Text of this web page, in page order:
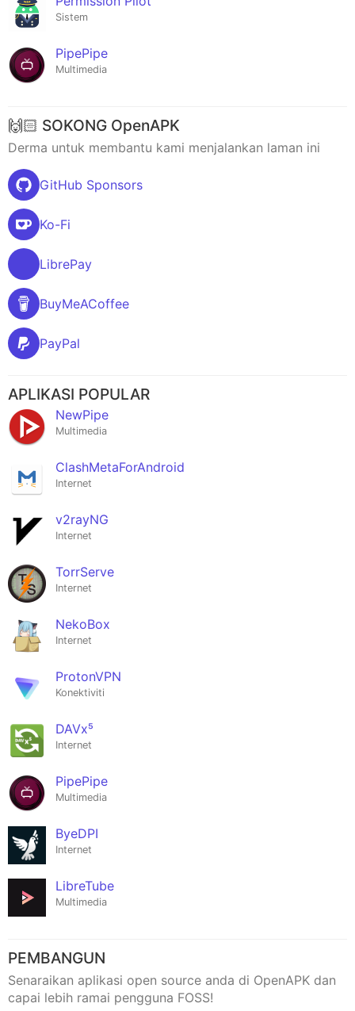
Sistem
PipePipe
Multimedia
🙌🏻 SOKONG OpenAPK
Derma untuk membantu kami menjalankan laman ini
GitHub Sponsors
Ko-Fi
LibrePay
BuyMeACoffee
PayPal
APLIKASI POPULAR
NewPipe
Multimedia
ClashMetaForAndroid
Internet
v2rayNG
Internet
TorrServe
Internet
NekoBox
Internet
ProtonVPN
Konektiviti
DAVx⁵
Internet
PipePipe
Multimedia
ByeDPI
Internet
LibreTube
Multimedia
PEMBANGUN
Senaraikan aplikasi open source anda di OpenAPK dan
capai lebih ramai pengguna FOSS!